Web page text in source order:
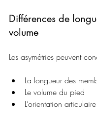
Différences de
volume
Les asymétries peuvent
La longueur des
Le volume du pied
L’orientation articulaire